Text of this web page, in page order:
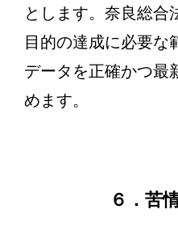
とします。奈良総合
目的の達成に必要な
データを正確かつ最
めます。
６．苦